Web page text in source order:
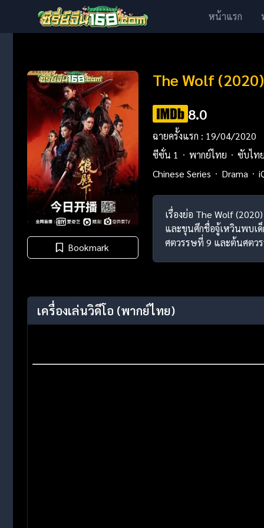
หน้าแรก
Bookmark
The Wolf
8.0
ฉายครั้งแรก : 19/04/2020
ซีซั่น 1
พากย์ไทย
ซับไท
Chinese Series
Drama
เรื่องย่อ The Wolf
และขุนศึกชื่อจู้เหวินพบเ
ศตวรรษที่ 9 และต้นศตว
เครื่องเล่นวิดีโอ (พากย์ไทย)